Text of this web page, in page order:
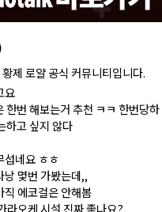
황제 로얄 공식 커뮤니티입니다.
낭 에코걸 여기서 예약 가능한가
?
심 하는게 좋음
도 많이 들었습니다 ㅋㅋ
코걸 하는 놈들 있으면 다 조지려
요
한번 해보는거 추천 ㅋㅋ 한번당하
하고 싶지 않다
섭네요 ㅎㅎ
낭 몇번 가봤는데,,
직 에코걸은 안해봄
라오케 시설 진짜 좋나요?